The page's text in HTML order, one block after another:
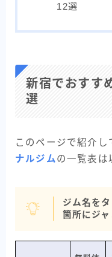
12選
新宿でおすす
選
このページで紹介し
ナルジム の一覧表は
ジム名を
箇所にジャ